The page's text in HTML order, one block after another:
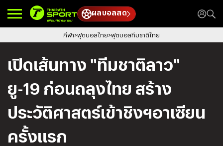
ผลบอลสด
กีฬา ฟุตบอลไทย ฟุตบอลทีมชาติไทย
เปิดเส้นทาง "ทีมชาติลาว"
ยู-19 ก่อนถลุงไทย สร้าง
ประวัติศาสตร์เข้าชิงฯอาเซียน
ครั้งแรก